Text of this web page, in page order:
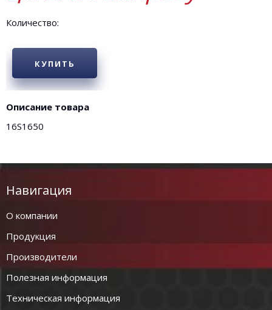
Количество:
КУПИТЬ
Описание товара
16S1650
Навигация
О компании
Продукция
Производители
Полезная информация
Техническая информация